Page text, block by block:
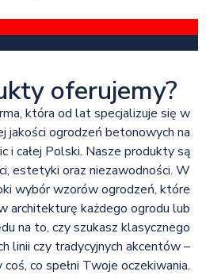
oferujemy?
która od lat specjalizuje się w
jakości ogrodzeń betonowych na
i całej Polski. Nasze produkty są
estetyki oraz niezawodności. W
wybór wzorów ogrodzeń, które
architekturę każdego ogrodu lub
na to, czy szukasz klasycznego
linii czy tradycyjnych akcentów –
coś, co spełni Twoje oczekiwania.